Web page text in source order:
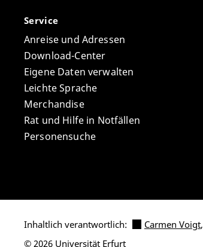
Service
Anreise und Adressen
Download-Center
Eigene Daten verwalten
Leichte Sprache
Merchandise
Rat und Hilfe in Notfällen
Personensuche
Inhaltlich verantwortlich: Carmen Voigt,
© 2026 Universität Erfurt